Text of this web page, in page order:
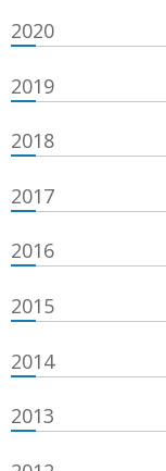
2020
2019
2018
2017
2016
2015
2014
2013